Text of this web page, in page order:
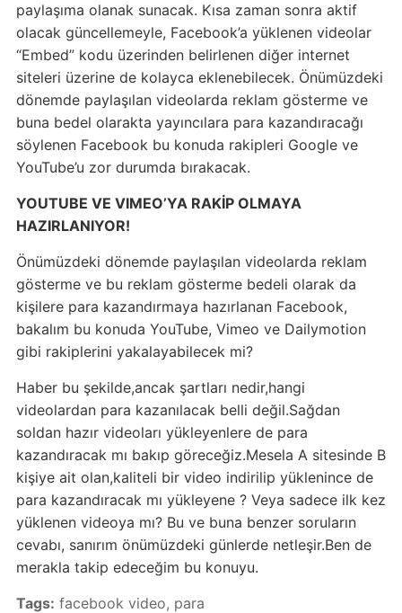
paylaşıma olanak sunacak. Kısa zaman sonra aktif
olacak güncellemeyle, Facebook’a yüklenen videolar
“Embed” kodu üzerinden belirlenen diğer internet
siteleri üzerine de kolayca eklenebilecek. Önümüzdeki
dönemde paylaşılan videolarda reklam gösterme ve
buna bedel olarakta yayıncılara para kazandıracağı
söylenen Facebook bu konuda rakipleri Google ve
YouTube’u zor durumda bırakacak.
YOUTUBE VE VIMEO’YA RAKİP OLMAYA
HAZIRLANIYOR!
Önümüzdeki dönemde paylaşılan videolarda reklam
gösterme ve bu reklam gösterme bedeli olarak da
kişilere para kazandırmaya hazırlanan Facebook,
bakalım bu konuda YouTube, Vimeo ve Dailymotion
gibi rakiplerini yakalayabilecek mi?
Haber bu şekilde,ancak şartları nedir,hangi
videolardan para kazanılacak belli değil.Sağdan
soldan hazır videoları yükleyenlere de para
kazandıracak mı bakıp göreceğiz.Mesela A sitesinde B
kişiye ait olan,kaliteli bir video indirilip yüklenince de
para kazandıracak mı yükleyene ? Veya sadece ilk kez
yüklenen videoya mı? Bu ve buna benzer soruların
cevabı, sanırım önümüzdeki günlerde netleşir.Ben de
merakla takip edeceğim bu konuyu.
Tags: facebook video, para